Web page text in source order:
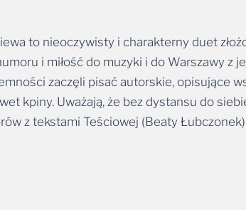
to nieoczywisty i charakterny duet
i miłość do muzyki i do Warszawy z
zaczęli pisać autorskie, opisujące
kpiny. Uważają, że bez dystansu do
z tekstami Teściowej (Beaty